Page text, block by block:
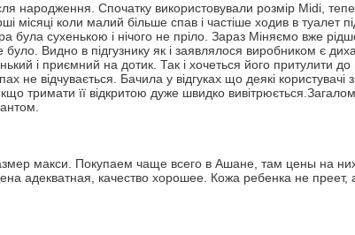
народження. Спочатку використовували розмір Midi,
коли малий більше спав і частіше ходив в туалет
була сухенькою і нічого не пріло. Зараз Міняємо вже
було. Видно в підгузнику як і заявлялося виробником є
і приємний на дотик. Так і хочеться його притулити до
не відчувається. Бачила у відгуках що деякі користувачі
тримати її відкритою дуже швидко
макси. Покупаем чаще всего в Ашане, там цены на
адекватная, качество хорошее. Кожа ребенка не преет,